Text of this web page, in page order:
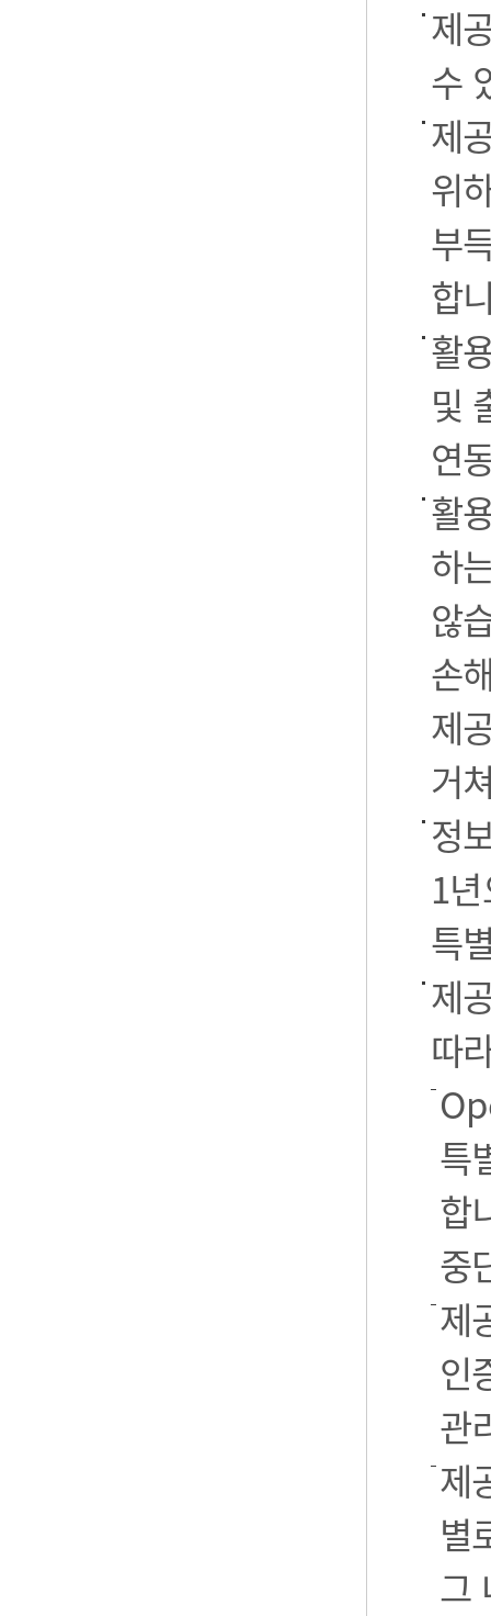
제
수
제
위
부
합
활
및
연
활
하
않
손
제
거
정
1
특
제
따
특
합
중
제
인
관
제
별
그